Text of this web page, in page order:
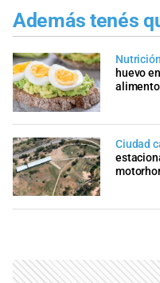
Además tenés
huevo
Ciudad